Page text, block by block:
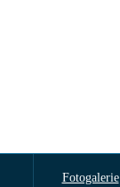
Fotogalerie